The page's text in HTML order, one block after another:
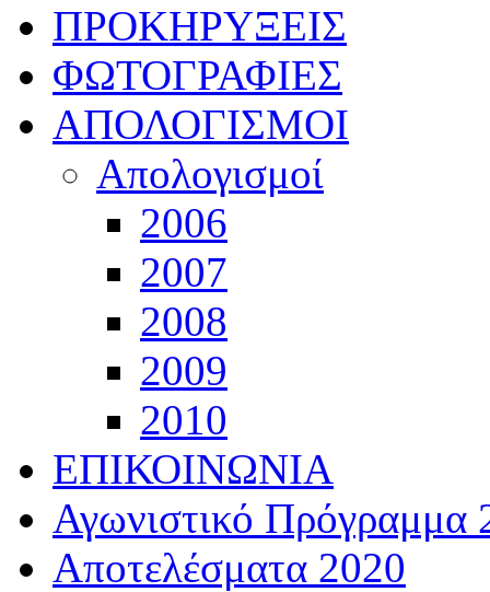
ΠΡΟΚΗΡΥΞΕΙΣ
ΦΩΤΟΓΡΑΦΙΕΣ
ΑΠΟΛΟΓΙΣΜΟΙ
Απολογισμοί
2006
2007
2008
2009
2010
ΕΠΙΚΟΙΝΩΝΙΑ
Αγωνιστικό Πρόγραμμα
Αποτελέσματα 2020